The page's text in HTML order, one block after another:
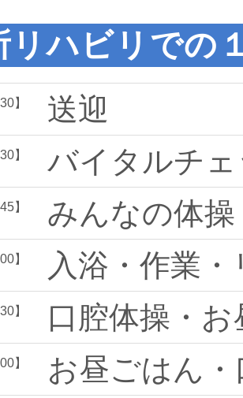
リハビリでの
】 送迎
】 バイタルチ
】 みんなの体操
】 入浴・作業
】 口腔体操・
】 お昼ごはん